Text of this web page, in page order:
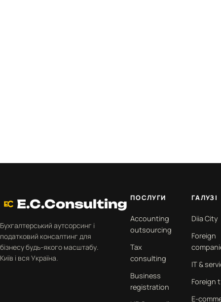
E.C.Consulting
Бухгалтерський аутсорсинг і
податковий консалтинг для
бізнесу будь-якого масштабу.
Київ і вся Україна.
ПОСЛУГИ
Accounting
outsourcing
Tax
consulting
Business
registration
ГАЛУЗІ
Diia City
Foreign
IT &
Foreign
E-